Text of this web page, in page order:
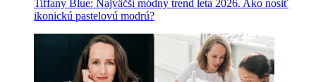
Tiffany Blue: Najväčší módny trend leta 2026. Ako nosiť
ikonickú pastelovú modrú?